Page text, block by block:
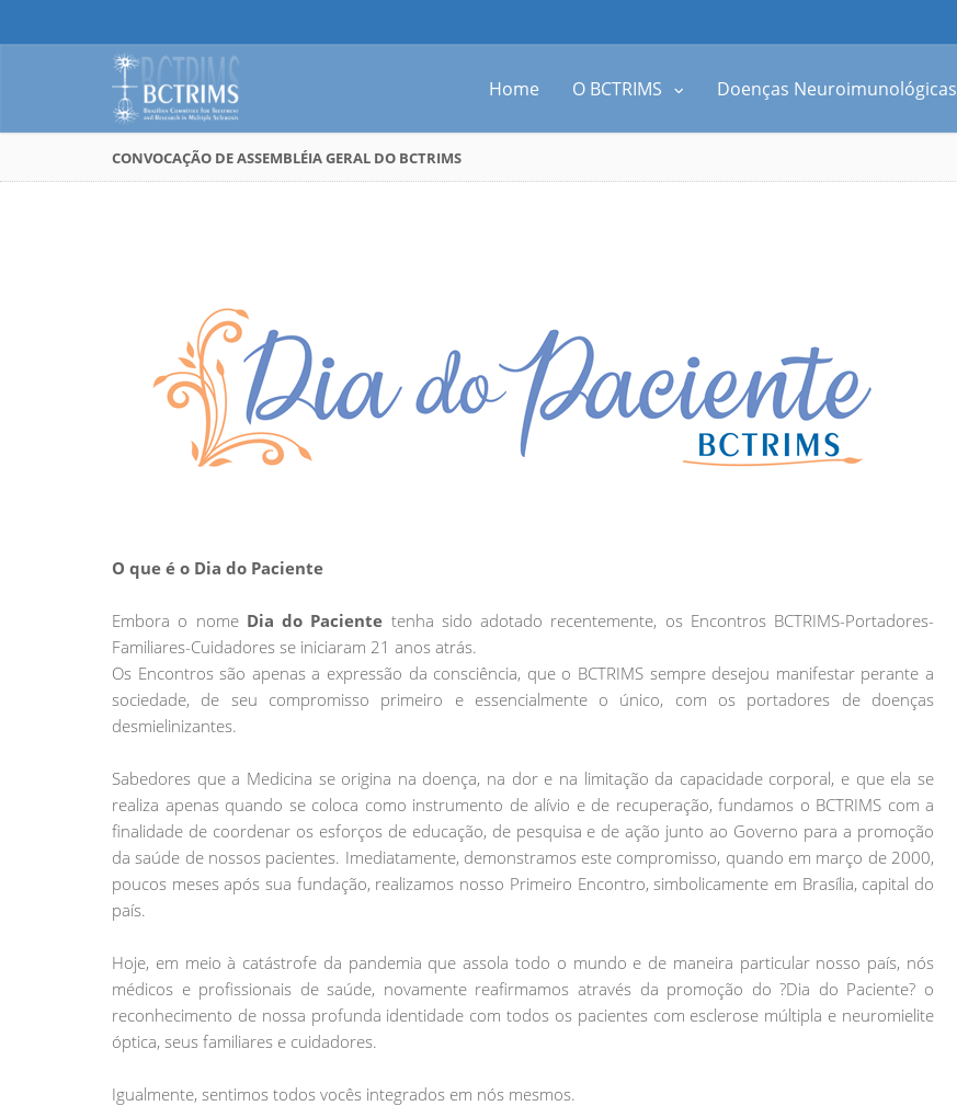
Home O BCTRIMS Doenças Neuroimunológicas
CONVOCAÇÃO DE ASSEMBLÉIA GERAL DO BCTRIMS
O que é o Dia do Paciente
Embora o nome Dia do Paciente tenha sido adotado recentemente, os Encontros BCTRIMS-Portadores-
Familiares-Cuidadores se iniciaram 21 anos atrás.
Os Encontros são apenas a expressão da consciência, que o BCTRIMS sempre desejou manifestar perante a
sociedade, de seu compromisso primeiro e essencialmente o único, com os portadores de doenças
desmielinizantes.
Sabedores que a Medicina se origina na doença, na dor e na limitação da capacidade corporal, e que ela se
realiza apenas quando se coloca como instrumento de alívio e de recuperação, fundamos o BCTRIMS com a
finalidade de coordenar os esforços de educação, de pesquisa e de ação junto ao Governo para a promoção
da saúde de nossos pacientes. Imediatamente, demonstramos este compromisso, quando em março de 2000,
poucos meses após sua fundação, realizamos nosso Primeiro Encontro, simbolicamente em Brasília, capital do
país.
Hoje, em meio à catástrofe da pandemia que assola todo o mundo e de maneira particular nosso país, nós
médicos e profissionais de saúde, novamente reafirmamos através da promoção do ?Dia do Paciente? o
reconhecimento de nossa profunda identidade com todos os pacientes com esclerose múltipla e neuromielite
óptica, seus familiares e cuidadores.
Igualmente, sentimos todos vocês integrados em nós mesmos.